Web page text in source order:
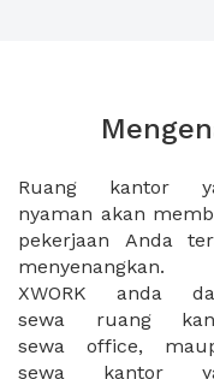
Ruang kantor
nyaman akan
pekerjaan Anda
XWORK anda
sewa ruang
sewa office,
sewa kantor
dapat
pengurusan
usaha baru
seperti surat
Tanda
Perusahaan, Surat
Usaha
dan atau akte